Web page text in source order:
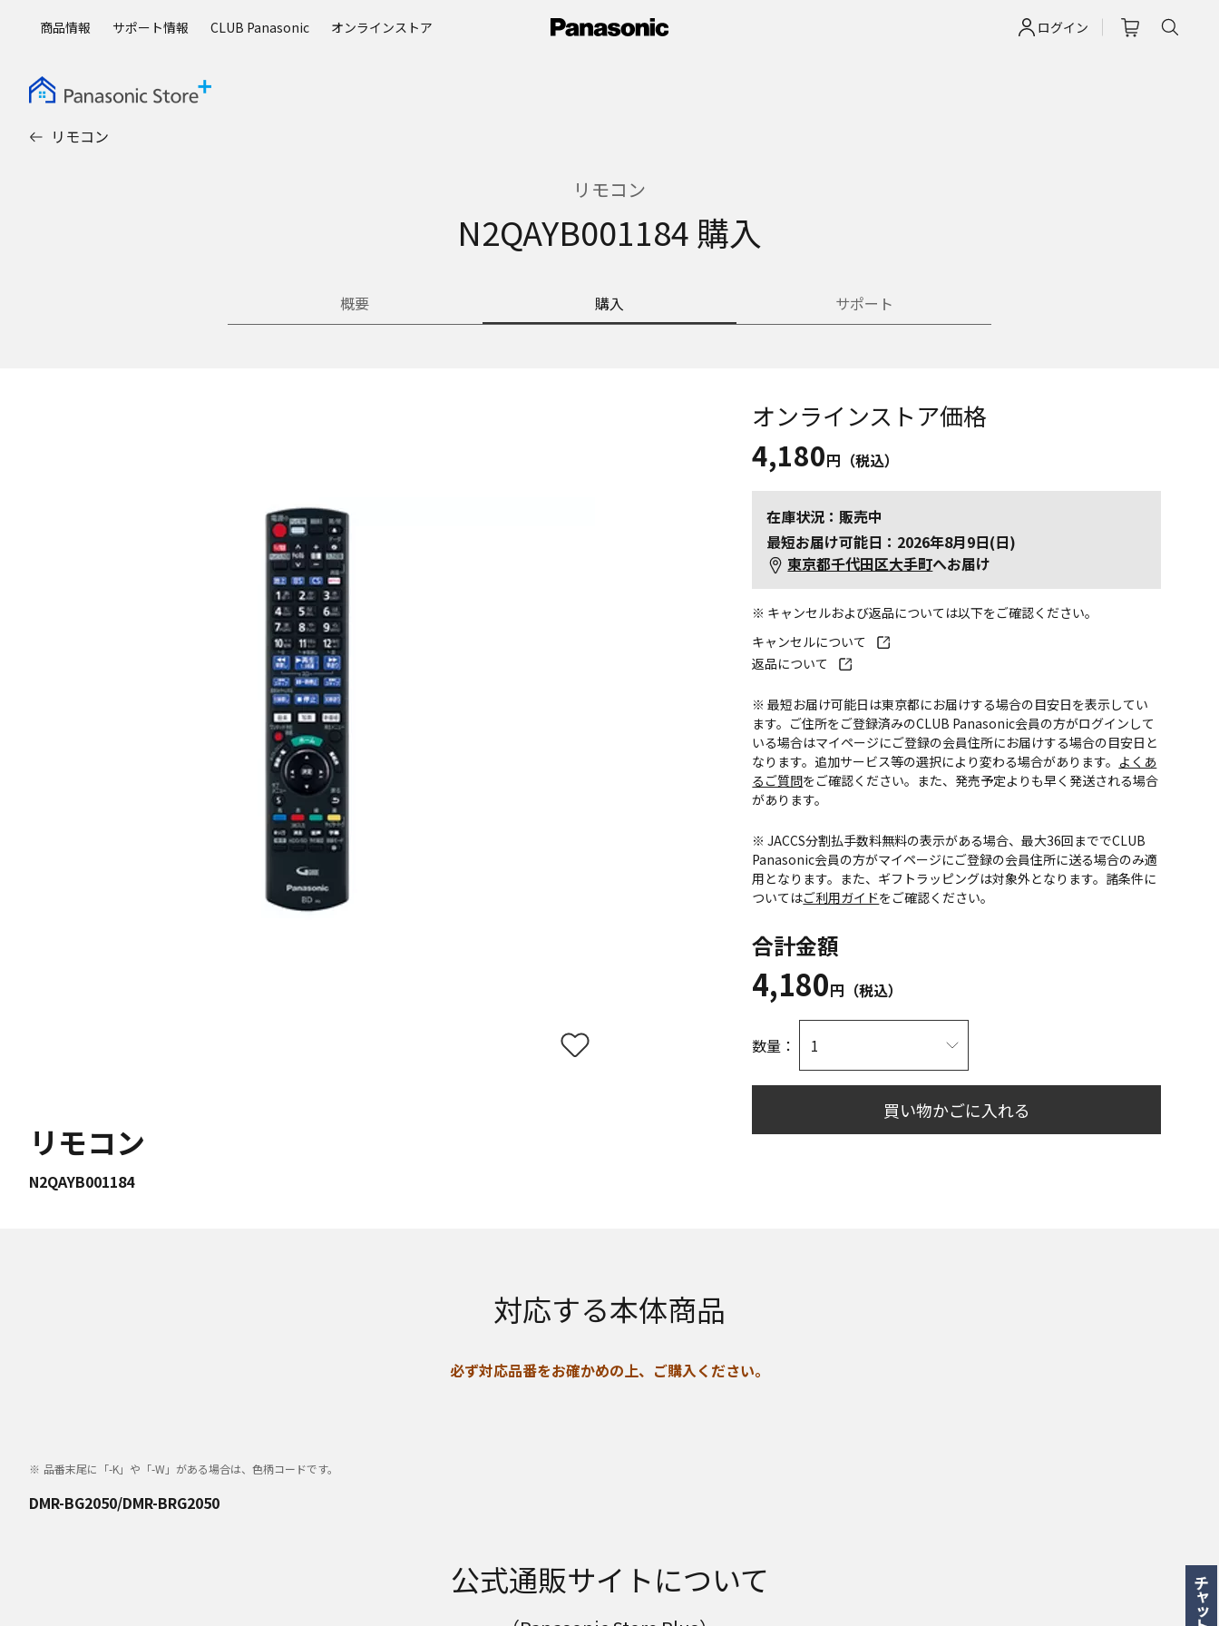
ログイン
商品情報 サポート情報 CLUB Panasonic オンラインストア
リモコン
リモコン
N2QAYB001184 購入
概要 購入 サポート
リモコン
N2QAYB001184
オンラインストア価格
4,180円（税込）
在庫状況：販売中
最短お届け可能日：2026年8月9日(日)
東京都千代田区大手町へお届け
※ キャンセルおよび返品については以下をご確認ください。
キャンセルについて
返品について
※ 最短お届け可能日は東京都にお届けする場合の目安日を表示してい
ます。ご住所をご登録済みのCLUB Panasonic会員の方がログインして
いる場合はマイページにご登録の会員住所にお届けする場合の目安日と
なります。追加サービス等の選択により変わる場合があります。 よくあ
るご質問をご確認ください。また、発売予定よりも早く発送される場合
があります。
※ JACCS分割払手数料無料の表示がある場合、最大36回まででCLUB
Panasonic会員の方がマイページにご登録の会員住所に送る場合のみ適
用となります。また、ギフトラッピングは対象外となります。諸条件に
ついてはご利用ガイドをご確認ください。
合計金額
4,180円（税込）
数量：
買い物かごに入れる
対応する本体商品
必ず対応品番をお確かめの上、ご購入ください。
品番末尾に「-K」や「-W」がある場合は、色柄コードです。
DMR-BG2050/DMR-BRG2050
公式通販サイトについて